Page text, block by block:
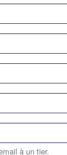
à un tier.